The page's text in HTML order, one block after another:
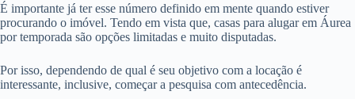
É importante já ter esse número definido em mente quando estiver
procurando o imóvel. Tendo em vista que, casas para alugar em Áurea
por temporada são opções limitadas e muito disputadas.
Por isso, dependendo de qual é seu objetivo com a locação é
interessante, inclusive, começar a pesquisa com antecedência.